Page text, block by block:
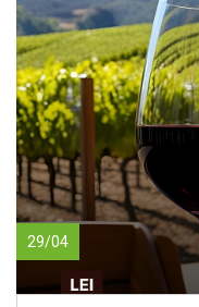
29/04